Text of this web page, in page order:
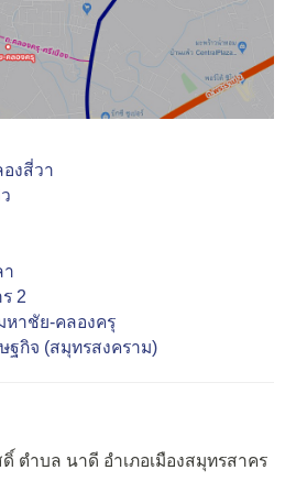
งสี่วา
2
าชัย-คลองครุ
ฐกิจ (สมุทรสงคราม)
ดิ์ ตำบล นาดี อำเภอเมืองสมุทรสาคร